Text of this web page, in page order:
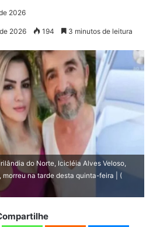
2026
2026 194 3 minutos de leitura
do Norte, Icicléia Alves Veloso,
na tarde desta quinta-feira | (